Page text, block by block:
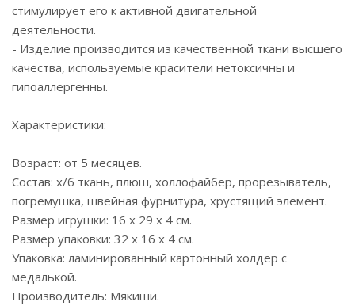
стимулирует его к активной двигательной
деятельности.
- Изделие производится из качественной ткани высшего
качества, используемые красители нетоксичны и
гипоаллергенны.
Характеристики:
Возраст: от 5 месяцев.
Состав: х/б ткань, плюш, холлофайбер, прорезыватель,
погремушка, швейная фурнитура, хрустящий элемент.
Размер игрушки: 16 x 29 х 4 см.
Размер упаковки: 32 х 16 х 4 см.
Упаковка: ламинированный картонный холдер с
медалькой.
Производитель: Мякиши.